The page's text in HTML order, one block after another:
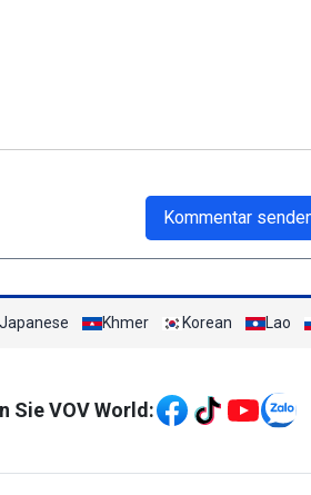
Kommentar
Japanese Khmer Korean Lao
Sie VOV World: